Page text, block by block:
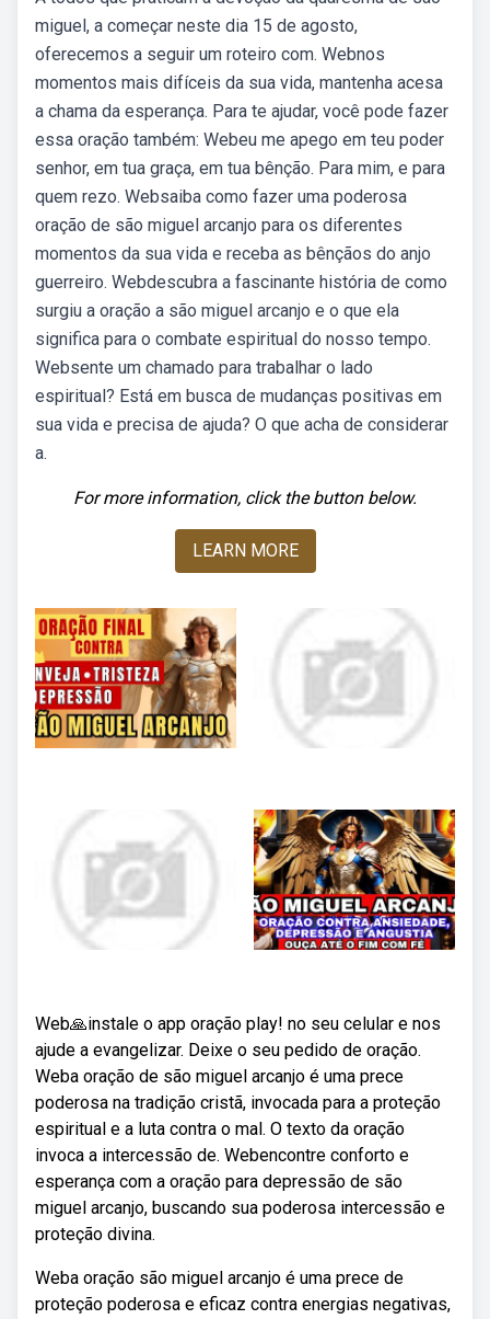
miguel, a começar neste dia 15 de agosto,
oferecemos a seguir um roteiro com. Webnos
momentos mais difíceis da sua vida, mantenha acesa
a chama da esperança. Para te ajudar, você pode fazer
essa oração também: Webeu me apego em teu poder
senhor, em tua graça, em tua bênção. Para mim, e para
quem rezo. Websaiba como fazer uma poderosa
oração de são miguel arcanjo para os diferentes
momentos da sua vida e receba as bênçãos do anjo
guerreiro. Webdescubra a fascinante história de como
surgiu a oração a são miguel arcanjo e o que ela
significa para o combate espiritual do nosso tempo.
Websente um chamado para trabalhar o lado
espiritual? Está em busca de mudanças positivas em
sua vida e precisa de ajuda? O que acha de considerar
a.
For more information, click the button below.
LEARN MORE
Web🙏instale o app oração play! no seu celular e nos
ajude a evangelizar. Deixe o seu pedido de oração.
Weba oração de são miguel arcanjo é uma prece
poderosa na tradição cristã, invocada para a proteção
espiritual e a luta contra o mal. O texto da oração
invoca a intercessão de. Webencontre conforto e
esperança com a oração para depressão de são
miguel arcanjo, buscando sua poderosa intercessão e
proteção divina.
Weba oração são miguel arcanjo é uma prece de
proteção poderosa e eficaz contra energias negativas,